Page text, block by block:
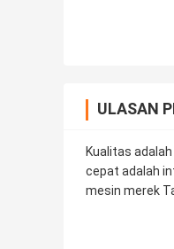
ULASAN
Kualitas
cepat adalah
mesin merek